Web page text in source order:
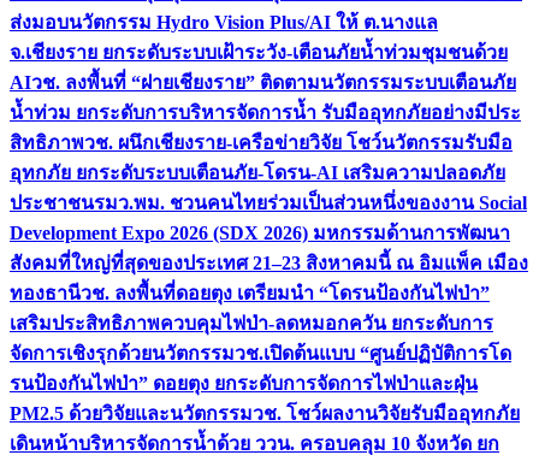
ส่งมอบนวัตกรรม Hydro Vision Plus/AI ให้ ต.นางแล
จ.เชียงราย ยกระดับระบบเฝ้าระวัง-เตือนภัยน้ำท่วมชุมชนด้วย
AIวช. ลงพื้นที่ “ฝายเชียงราย” ติดตามนวัตกรรมระบบเตือนภัย
น้ำท่วม ยกระดับการบริหารจัดการน้ำ รับมืออุทกภัยอย่างมีประ
สิทธิภาพวช. ผนึกเชียงราย-เครือข่ายวิจัย โชว์นวัตกรรมรับมือ
อุทกภัย ยกระดับระบบเตือนภัย-โดรน-AI เสริมความปลอดภัย
ประชาชนรมว.พม. ชวนคนไทยร่วมเป็นส่วนหนึ่งของงาน Social
Development Expo 2026 (SDX 2026) มหกรรมด้านการพัฒนา
สังคมที่ใหญ่ที่สุดของประเทศ 21–23 สิงหาคมนี้ ณ อิมแพ็ค เมือง
ทองธานีวช. ลงพื้นที่ดอยตุง เตรียมนำ “โดรนป้องกันไฟป่า”
เสริมประสิทธิภาพควบคุมไฟป่า-ลดหมอกควัน ยกระดับการ
จัดการเชิงรุกด้วยนวัตกรรมวช.เปิดต้นแบบ “ศูนย์ปฏิบัติการโด
รนป้องกันไฟป่า” ดอยตุง ยกระดับการจัดการไฟป่าและฝุ่น
PM2.5 ด้วยวิจัยและนวัตกรรมวช. โชว์ผลงานวิจัยรับมืออุทกภัย
เดินหน้าบริหารจัดการน้ำด้วย ววน. ครอบคลุม 10 จังหวัด ยก